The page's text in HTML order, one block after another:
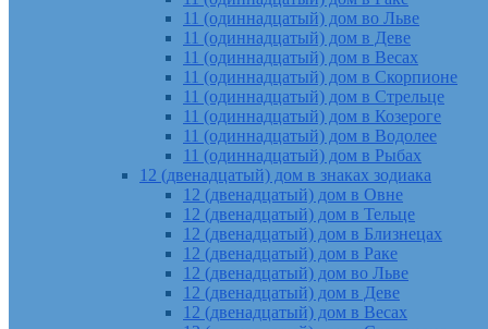
11 (одиннадцатый) дом во Льве
11 (одиннадцатый) дом в Деве
11 (одиннадцатый) дом в Весах
11 (одиннадцатый) дом в Скорпионе
11 (одиннадцатый) дом в Стрельце
11 (одиннадцатый) дом в Козероге
11 (одиннадцатый) дом в Водолее
11 (одиннадцатый) дом в Рыбах
12 (двенадцатый) дом в знаках зодиака
12 (двенадцатый) дом в Овне
12 (двенадцатый) дом в Тельце
12 (двенадцатый) дом в Близнецах
12 (двенадцатый) дом в Раке
12 (двенадцатый) дом во Льве
12 (двенадцатый) дом в Деве
12 (двенадцатый) дом в Весах